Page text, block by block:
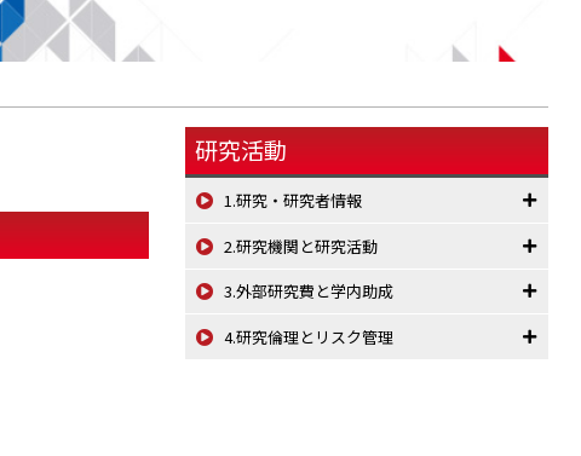
研究活動
1.研究・研究者情報
2.研究機関と研究活動
3.外部研究費と学内助成
4.研究倫理とリスク管理